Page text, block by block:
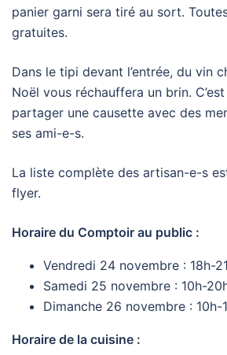
panier garni sera tiré au sort.
gratuites.
Dans le tipi devant l’entrée, du vin
Noël vous réchauffera un brin.
partager une causette avec des
ses ami-e-s.
La liste complète des artisan-e-s
flyer.
Horaire du Comptoir au public :
Vendredi 24 novembre : 18h-
Samedi 25 novembre : 10h-
Dimanche 26 novembre : 10h-
Horaire de la cuisine :